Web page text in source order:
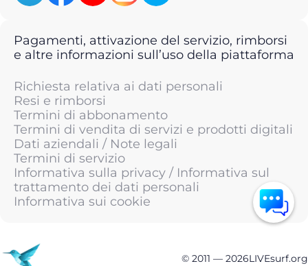
Pagamenti, attivazione del servizio, rimborsi
e altre informazioni sull’uso della piattaforma
Richiesta relativa ai dati personali
Resi e rimborsi
Termini di abbonamento
Termini di vendita di servizi e prodotti digitali
Dati aziendali / Note legali
Termini di servizio
Informativa sulla privacy / Informativa sul
trattamento dei dati personali
Informativa sui cookie
© 2011 — 2026LIVEsurf.org